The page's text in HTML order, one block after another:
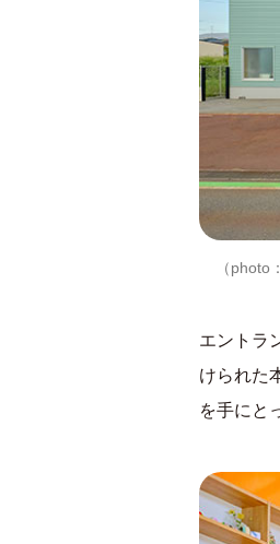
（photo
エントラ
けられた
を手にと